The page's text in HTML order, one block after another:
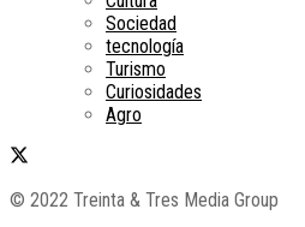
Sociedad
tecnología
Turismo
Curiosidades
Agro
© 2022 Treinta & Tres Media Group